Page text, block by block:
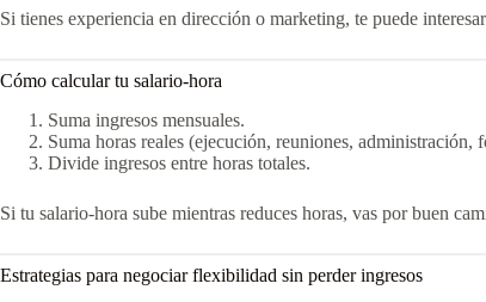
Si tienes experiencia en dirección o marketing, te puede
Cómo calcular tu salario-hora
Suma ingresos mensuales.
Suma horas reales (ejecución, reuniones, administración,
Divide ingresos entre horas totales.
Si tu salario-hora sube mientras reduces horas, vas por buen
Estrategias para negociar flexibilidad sin perder ingresos